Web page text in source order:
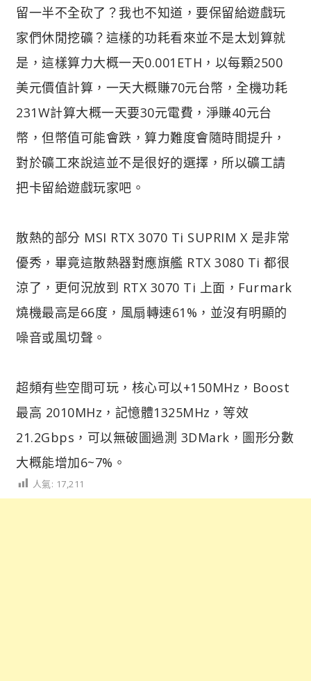
留一半不全砍了？我也不知道，要保留給遊戲玩
家們休閒挖礦？這樣的功耗看來並不是太划算就
是，這樣算力大概一天0.001ETH，以每顆2500
美元價值計算，一天大概賺70元台幣，全機功耗
231W計算大概一天要30元電費，淨賺40元台
幣，但幣值可能會跌，算力難度會隨時間提升，
對於礦工來說這並不是很好的選擇，所以礦工請
把卡留給遊戲玩家吧。
散熱的部分 MSI RTX 3070 Ti SUPRIM X 是非常
優秀，畢竟這散熱器對應旗艦 RTX 3080 Ti 都很
涼了，更何況放到 RTX 3070 Ti 上面，Furmark
燒機最高是66度，風扇轉速61%，並沒有明顯的
噪音或風切聲。
超頻有些空間可玩，核心可以+150MHz，Boost
最高 2010MHz，記憶體1325MHz，等效
21.2Gbps，可以無破圖過測 3DMark，圖形分數
大概能增加6~7%。
人氣: 17,211